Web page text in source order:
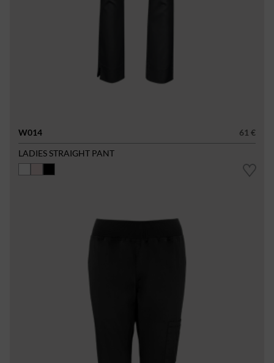
W014
61 €
LADIES STRAIGHT PANT